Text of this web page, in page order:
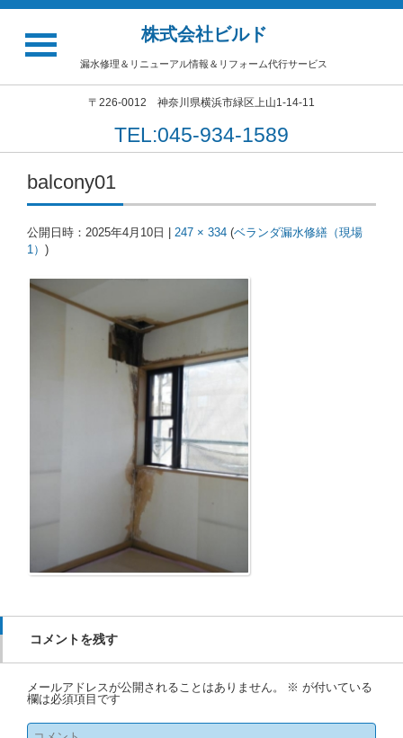
株式会社ビルド
漏水修理＆リニューアル情報＆リフォーム代行サービス
〒226-0012 神奈川県横浜市緑区上山1-14-11
TEL:045-934-1589
balcony01
公開日時： 2025年4月10日 247 × 334 (ベランダ漏水修繕（現場
1） )
コメントを残す
メールアドレスが公開されることはありません。 ※ が付いている
欄は必須項目です